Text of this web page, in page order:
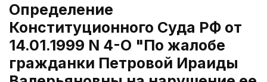
Определение
Конституционного Суда РФ от
14.01.1999 N 4-О "По жалобе
гражданки Петровой Ираиды